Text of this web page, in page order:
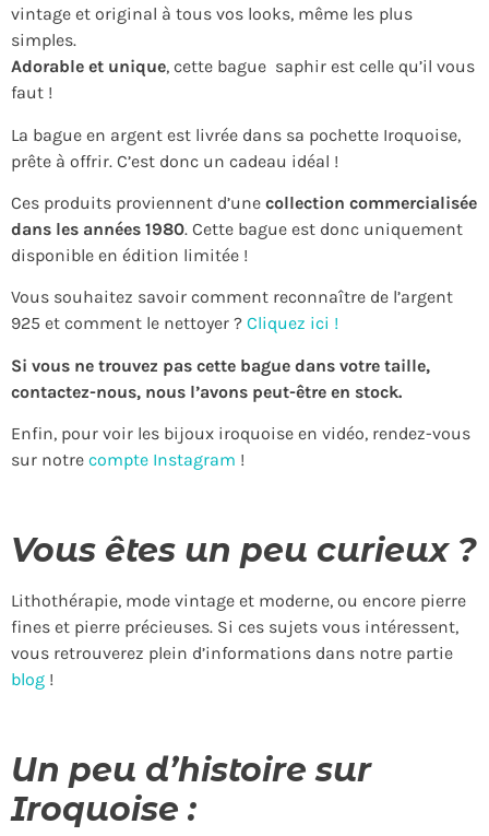
vintage et original à tous vos looks, même les plus
simples.
Adorable et unique, cette bague saphir est celle qu’il vous
faut !
La bague en argent est livrée dans sa pochette Iroquoise,
prête à offrir. C’est donc un cadeau idéal !
Ces produits proviennent d’une collection commercialisée
dans les années 1980. Cette bague est donc uniquement
disponible en édition limitée !
Vous souhaitez savoir comment reconnaître de l’argent
925 et comment le nettoyer ? Cliquez ici !
Si vous ne trouvez pas cette bague dans votre taille,
contactez-nous, nous l’avons peut-être en stock.
Enfin, pour voir les bijoux iroquoise en vidéo, rendez-vous
sur notre compte Instagram !
Vous êtes un peu curieux ?
Lithothérapie, mode vintage et moderne, ou encore pierre
fines et pierre précieuses. Si ces sujets vous intéressent,
vous retrouverez plein d’informations dans notre partie
blog !
Un peu d’histoire sur
Iroquoise :